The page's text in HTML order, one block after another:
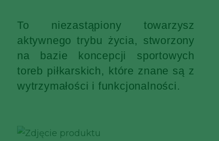
To niezastąpiony towarzysz
aktywnego trybu życia, stworzony
na bazie koncepcji sportowych
toreb piłkarskich, które znane są z
wytrzymałości i funkcjonalności.